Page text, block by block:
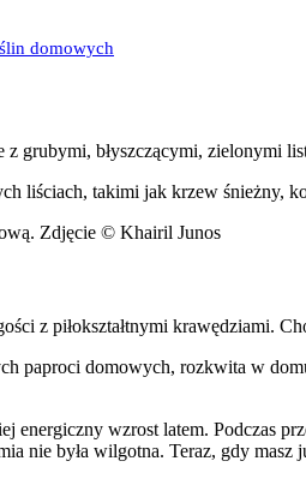
domowych
grubymi, błyszczącymi, zielonymi
liściach, takimi jak krzew śnieżny,
Zdjęcie © Khairil Junos
z piłokształtnymi krawędziami.
paproci domowych, rozkwita w
energiczny wzrost latem. Podczas
nie była wilgotna. Teraz, gdy